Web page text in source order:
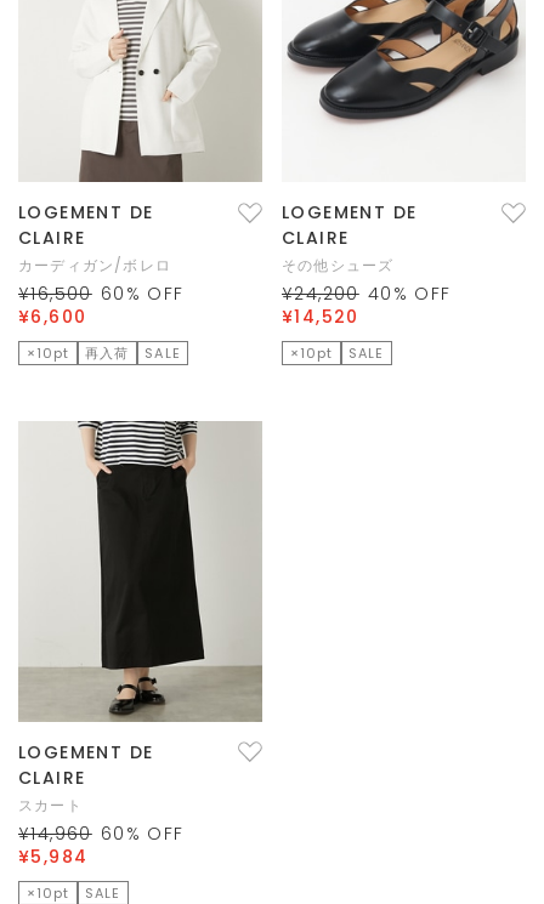
LOGEMENT DE
CLAIRE
カーディガン/ボレロ
¥16,500 60 % OFF
¥6,600
×10pt 再入荷 SALE
LOGEMENT DE
CLAIRE
その他シューズ
¥24,200 40 % OFF
¥14,520
×10pt SALE
LOGEMENT DE
CLAIRE
スカート
¥14,960 60 % OFF
¥5,984
×10pt SALE